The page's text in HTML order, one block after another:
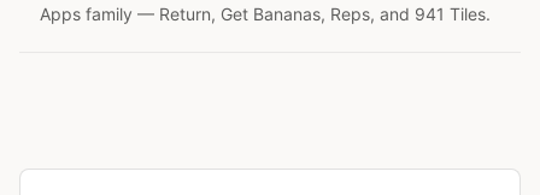
Apps family — Return, Get Bananas, Reps, and 941 Tiles.